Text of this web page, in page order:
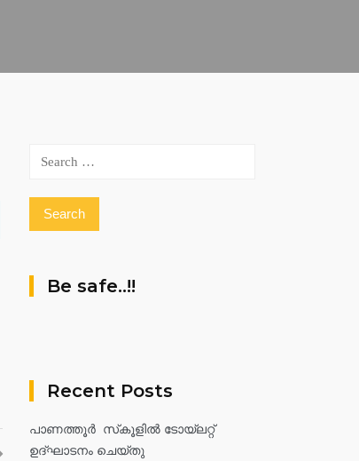
Be safe..!!
Recent Posts
പാണത്തൂർ സ്‌കൂളിൽ ടോയ്ലറ്റ്
ഉദ്ഘാടനം ചെയ്തു